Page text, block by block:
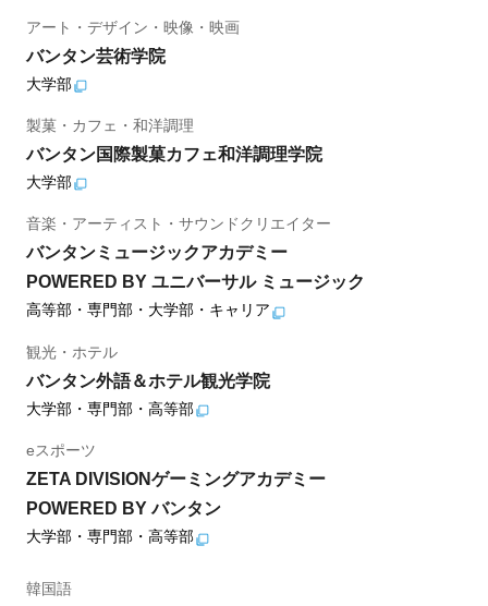
アート・デザイン・映像・映画
バンタン芸術学院
大学部
製菓・カフェ・和洋調理
バンタン国際製菓カフェ和洋調理学院
大学部
音楽・アーティスト・サウンドクリエイター
バンタンミュージックアカデミー
POWERED BY ユニバーサル ミュージック
高等部・専門部・大学部・キャリア
観光・ホテル
バンタン外語＆ホテル観光学院
大学部・専門部・高等部
eスポーツ
ZETA DIVISIONゲーミングアカデミー
POWERED BY バンタン
大学部・専門部・高等部
韓国語